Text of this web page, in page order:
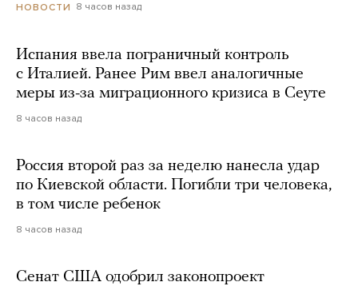
НОВОСТИ 8 часов назад
Испания ввела пограничный контроль
с Италией. Ранее Рим ввел аналогичные
меры из-за миграционного кризиса в Сеуте
8 часов назад
Россия второй раз за неделю нанесла удар
по Киевской области. Погибли три человека,
в том числе ребенок
8 часов назад
Сенат США одобрил законопроект